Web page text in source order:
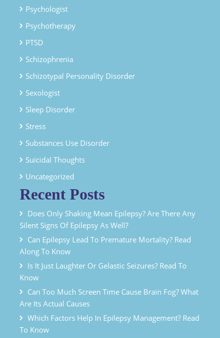
Psychologist
Psychotherapy
PTSD
Schizophrenia
Schizotypal Personality Disorder
Sexologist
Sleep Disorder
Stress
Substances Use Disorder
Suicidal Thoughts
Uncategorized
Recent Posts
Does Only Shaking Mean Epilepsy? Are There Any
Silent Signs Of Epilepsy As Well?
Can Epilepsy Lead To Premature Mortality? Read
Along To Know
Is It Just Laughter Or Gelastic Seizures? Read To
Know
Can Too Much Screen Time Cause Brain Fog? What
Are Its Actual Causes
Which Factors Help In Epilepsy Management? Read
To Know